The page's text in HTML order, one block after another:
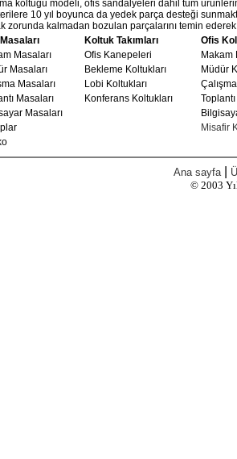
koltuğu modeli, ofis sandalyeleri dahil tüm
10 yıl boyunca da yedek parça desteği
zorunda kalmadan bozulan parçalarını temin
Koltuk Takımları
Ofis
Masaları
Ofis Kanepeleri
Makam
Masaları
Bekleme Koltukları
Müdür
Masaları
Lobi Koltukları
Masaları
Konferans Koltukları
Masaları
Misafir
Ana sayfa
© 2003